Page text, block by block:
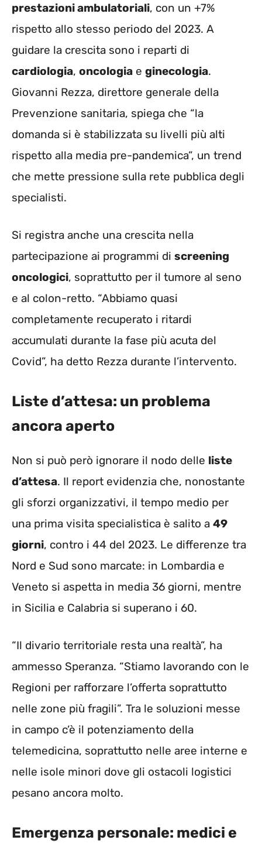
prestazioni ambulatoriali, con un +7%
rispetto allo stesso periodo del 2023. A
guidare la crescita sono i reparti di
cardiologia, oncologia e ginecologia.
Giovanni Rezza, direttore generale della
Prevenzione sanitaria, spiega che “la
domanda si è stabilizzata su livelli più alti
rispetto alla media pre-pandemica”, un trend
che mette pressione sulla rete pubblica degli
specialisti.
Si registra anche una crescita nella
partecipazione ai programmi di screening
oncologici, soprattutto per il tumore al seno
e al colon-retto. “Abbiamo quasi
completamente recuperato i ritardi
accumulati durante la fase più acuta del
Covid”, ha detto Rezza durante l’intervento.
Liste d’attesa: un problema
ancora aperto
Non si può però ignorare il nodo delle liste
d’attesa. Il report evidenzia che, nonostante
gli sforzi organizzativi, il tempo medio per
una prima visita specialistica è salito a 49
giorni, contro i 44 del 2023. Le differenze tra
Nord e Sud sono marcate: in Lombardia e
Veneto si aspetta in media 36 giorni, mentre
in Sicilia e Calabria si superano i 60.
“Il divario territoriale resta una realtà”, ha
ammesso Speranza. “Stiamo lavorando con le
Regioni per rafforzare l’offerta soprattutto
nelle zone più fragili”. Tra le soluzioni messe
in campo c’è il potenziamento della
telemedicina, soprattutto nelle aree interne e
nelle isole minori dove gli ostacoli logistici
pesano ancora molto.
Emergenza personale: medici e